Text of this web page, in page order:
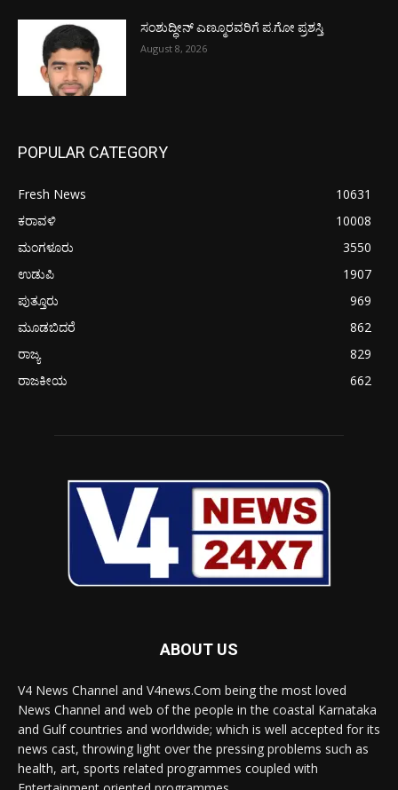
ಸಂಶುದ್ಧೀನ್ ಎಣ್ಮೂರವರಿಗೆ ಪ.ಗೋ ಪ್ರಶಸ್ತಿ
August 8, 2026
POPULAR CATEGORY
Fresh News
10631
ಕರಾವಳಿ
10008
ಮಂಗಳೂರು
3550
ಉಡುಪಿ
1907
ಪುತ್ತೂರು
969
ಮೂಡಬಿದರೆ
862
ರಾಜ್ಯ
829
ರಾಜಕೀಯ
662
ABOUT US
V4 News Channel and V4news.Com being the most loved
News Channel and web of the people in the coastal Karnataka
and Gulf countries and worldwide; which is well accepted for its
news cast, throwing light over the pressing problems such as
health, art, sports related programmes coupled with